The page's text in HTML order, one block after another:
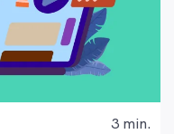
3 min.